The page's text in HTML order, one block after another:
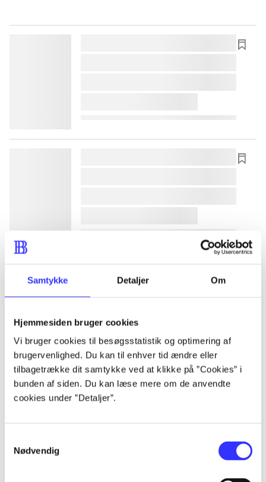
Samtykke Detaljer Om
Hjemmesiden bruger cookies
Vi bruger cookies til besøgsstatistik og optimering af
brugervenlighed. Du kan til enhver tid ændre eller
tilbagetrække dit samtykke ved at klikke på ”Cookies” i
bunden af siden. Du kan læse mere om de anvendte
cookies under ”Detaljer”.
Nødvendig
lorem ipsum dolor sit amet ...
lorem ipsum dolor sit amet ...
lorem ipsum dolor sit amet ...
lorem ipsum dolor sit amet ...
lorem ipsum dolor sit amet ...
lorem ipsum dolor sit amet ...
lorem ipsum dolor sit amet ...